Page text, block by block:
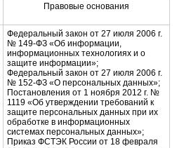
Правовые основания
Федеральный закон от 27 июля 2006 г.
№ 149-ФЗ «Об информации,
информационных технологиях и о
защите информации»;
Федеральный закон от 27 июля 2006 г.
№ 152-ФЗ «О персональных данных»;
Постановления от 1 ноября 2012 г. №
1119 «Об утверждении требований к
защите персональных данных при их
обработке в информационных
системах персональных данных»;
Приказ ФСТЭК России от 18 февраля